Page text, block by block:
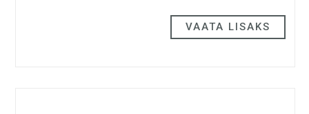
VAATA LISAKS